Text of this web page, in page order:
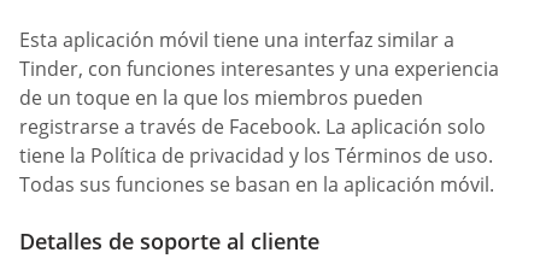
Esta aplicación móvil tiene una interfaz similar a
Tinder, con funciones interesantes y una experiencia
de un toque en la que los miembros pueden
registrarse a través de Facebook. La aplicación solo
tiene la Política de privacidad y los Términos de uso.
Todas sus funciones se basan en la aplicación móvil.
Detalles de soporte al cliente